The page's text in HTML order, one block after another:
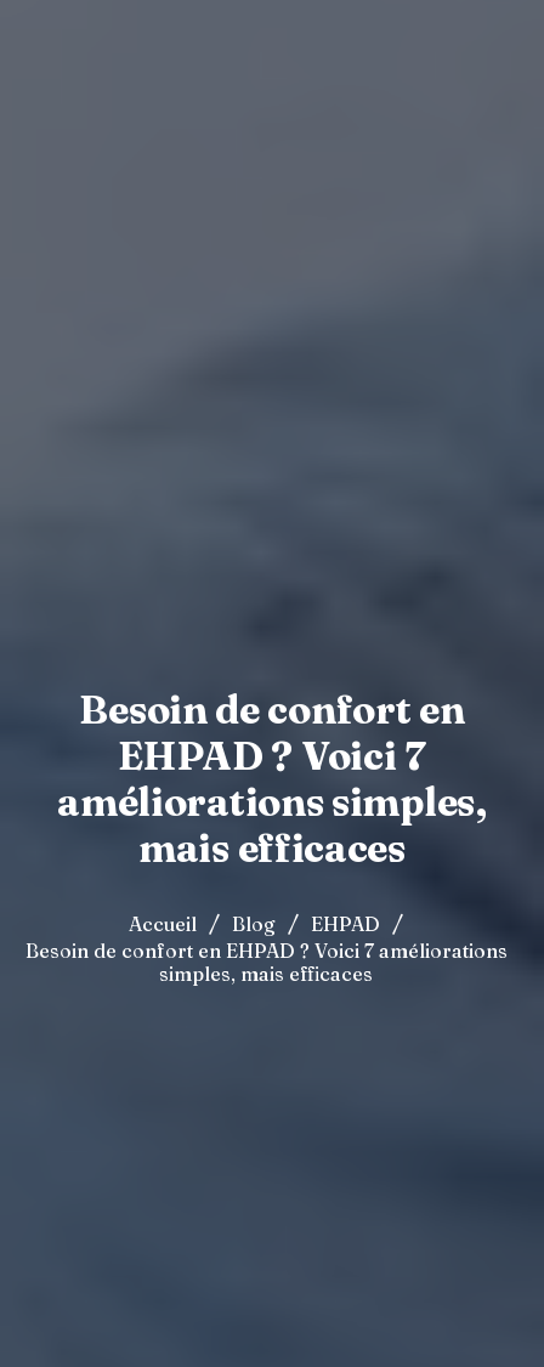
Besoin de confort en
EHPAD ? Voici 7
améliorations simples,
mais efficaces
Accueil / Blog / EHPAD /
Besoin de confort en EHPAD ? Voici 7 améliorations
simples, mais efficaces